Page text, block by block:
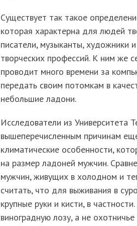
Существует так такое
которая характерна для людей
писатели, музыканты, художники
творческих профессий. К ним же
проводит много времени за
передать своим потомкам в
небольшие ладони.
Исследователи из Университета
вышеперечисленным причинам
климатические особенности,
на размер ладоней мужчин.
мужчин, живущих в холодном и
считать, что для выживания в
крупные руки и кисти, в
виноградную лозу, а не